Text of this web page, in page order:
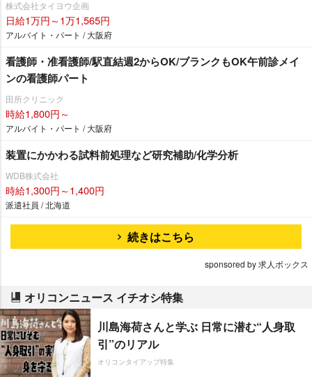
株式会社タイヨウ企画
日給1万円～1万1,565円
アルバイト・パート / 大阪府
看護師・准看護師/駅直結週2からOK/ブランクもOK午前診メイ
ンの看護師パート
田所クリニック
時給1,800円～
アルバイト・パート / 大阪府
装置にかかわる試料前処理など研究補助/化学分析
WDB株式会社
時給1,300円～1,400円
派遣社員 / 北海道
続きはこちら
sponsored by 求人ボックス
オリコンニュース イチオシ特集
川島海荷さんと学ぶ 日常に潜む“人身取
引”のリアル
オリコンタイアップ特集